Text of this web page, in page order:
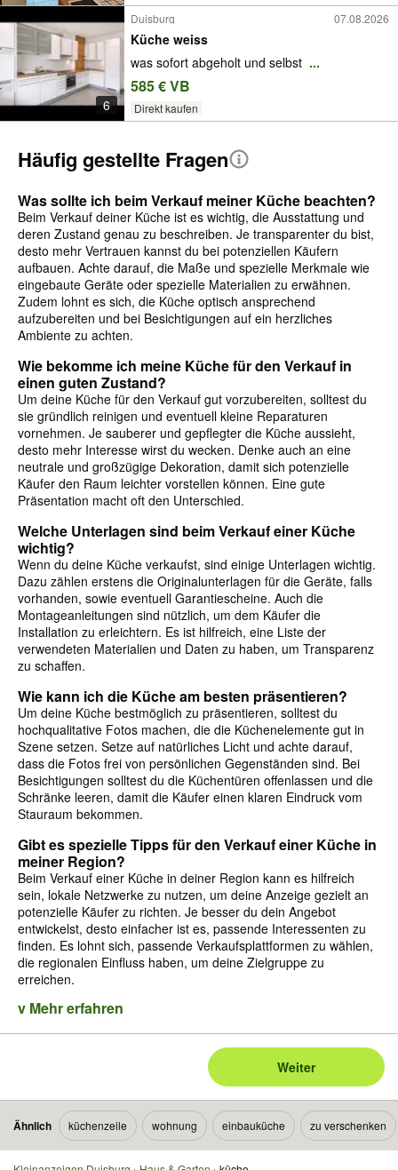
6
Duisburg 07.08.2026
Küche weiss
was sofort abgeholt und selbst ...
585 € VB
Direkt kaufen
Häufig gestellte Fragen
Was sollte ich beim Verkauf meiner Küche beachten?
Beim Verkauf deiner Küche ist es wichtig, die Ausstattung und
deren Zustand genau zu beschreiben. Je transparenter du bist,
desto mehr Vertrauen kannst du bei potenziellen Käufern
aufbauen. Achte darauf, die Maße und spezielle Merkmale wie
eingebaute Geräte oder spezielle Materialien zu erwähnen.
Zudem lohnt es sich, die Küche optisch ansprechend
aufzubereiten und bei Besichtigungen auf ein herzliches
Ambiente zu achten.
Wie bekomme ich meine Küche für den Verkauf in
einen guten Zustand?
Um deine Küche für den Verkauf gut vorzubereiten, solltest du
sie gründlich reinigen und eventuell kleine Reparaturen
vornehmen. Je sauberer und gepflegter die Küche aussieht,
desto mehr Interesse wirst du wecken. Denke auch an eine
neutrale und großzügige Dekoration, damit sich potenzielle
Käufer den Raum leichter vorstellen können. Eine gute
Präsentation macht oft den Unterschied.
Welche Unterlagen sind beim Verkauf einer Küche
wichtig?
Wenn du deine Küche verkaufst, sind einige Unterlagen wichtig.
Dazu zählen erstens die Originalunterlagen für die Geräte, falls
vorhanden, sowie eventuell Garantiescheine. Auch die
Montageanleitungen sind nützlich, um dem Käufer die
Installation zu erleichtern. Es ist hilfreich, eine Liste der
verwendeten Materialien und Daten zu haben, um Transparenz
zu schaffen.
Wie kann ich die Küche am besten präsentieren?
Um deine Küche bestmöglich zu präsentieren, solltest du
hochqualitative Fotos machen, die die Küchenelemente gut in
Szene setzen. Setze auf natürliches Licht und achte darauf,
dass die Fotos frei von persönlichen Gegenständen sind. Bei
Besichtigungen solltest du die Küchentüren offenlassen und die
Schränke leeren, damit die Käufer einen klaren Eindruck vom
Stauraum bekommen.
Gibt es spezielle Tipps für den Verkauf einer Küche in
meiner Region?
Beim Verkauf einer Küche in deiner Region kann es hilfreich
sein, lokale Netzwerke zu nutzen, um deine Anzeige gezielt an
potenzielle Käufer zu richten. Je besser du dein Angebot
entwickelst, desto einfacher ist es, passende Interessenten zu
finden. Es lohnt sich, passende Verkaufsplattformen zu wählen,
die regionalen Einfluss haben, um deine Zielgruppe zu
erreichen.
v Mehr erfahren
Weiter
Ähnlich küchenzeile wohnung einbauküche zu verschenken